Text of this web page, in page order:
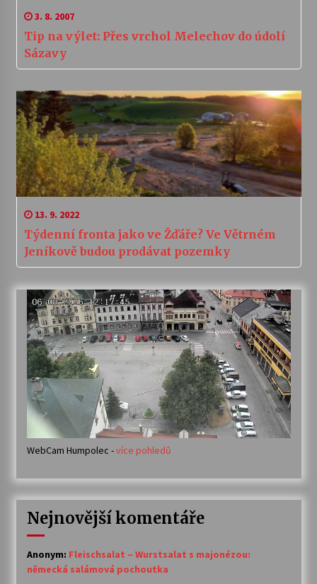
3. 8. 2007
Tip na výlet: Přes vrchol Melechov do údolí
Sázavy
13. 9. 2022
Týdenní fronta jako ve Žďáře? Ve Větrném
Jeníkově budou prodávat pozemky
WebCam Humpolec -více pohledů
Nejnovější komentáře
Anonym: Fleischsalat – Wurstsalat s majonézou:
německá salámová pochoutka